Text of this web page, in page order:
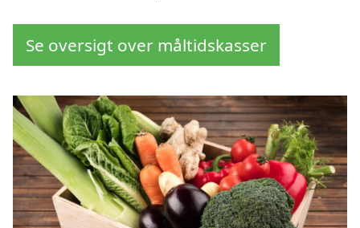
Se oversigt over måltidskasser